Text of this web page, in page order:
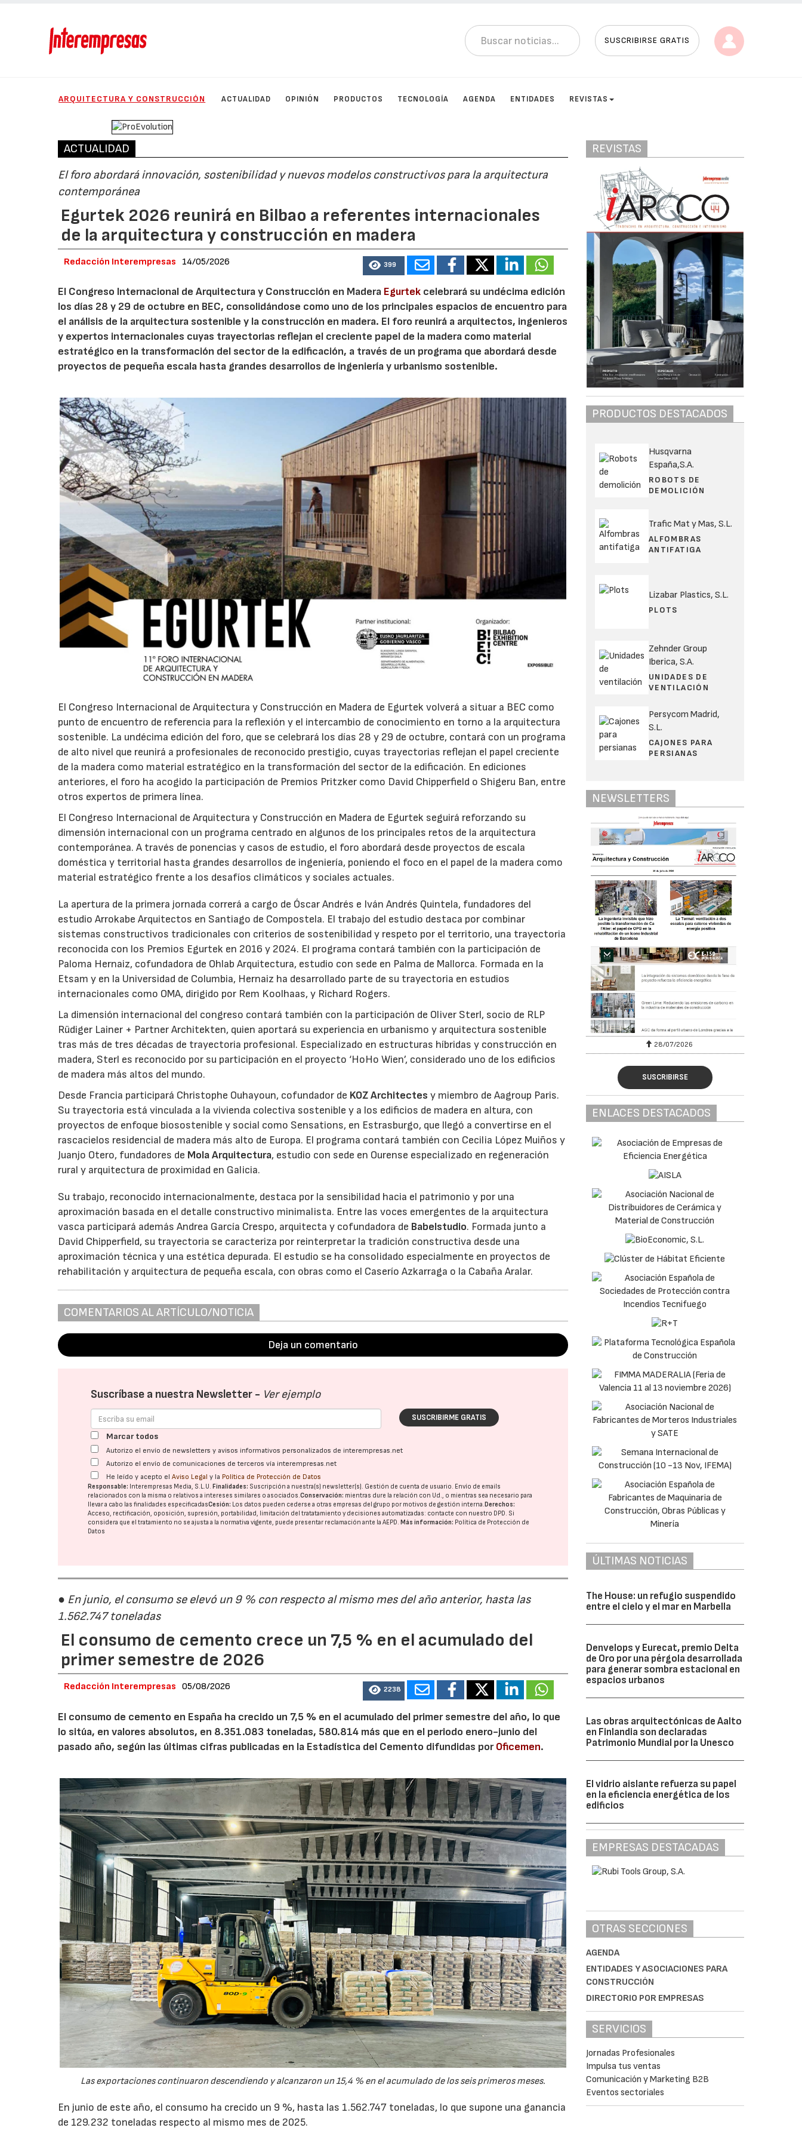
SUSCRIBIRSE GRATIS
ARQUITECTURA Y CONSTRUCCIÓN ACTUALIDAD OPINIÓN PRODUCTOS TECNOLOGÍA AGENDA ENTIDADES REVISTAS
ACTUALIDAD
El foro abordará innovación, sostenibilidad y nuevos modelos constructivos para la arquitectura
contemporánea
Egurtek 2026 reunirá en Bilbao a referentes internacionales
de la arquitectura y construcción en madera
Redacción Interempresas 14/05/2026 399
El Congreso Internacional de Arquitectura y Construcción en Madera Egurtek celebrará su undécima edición
los días 28 y 29 de octubre en BEC, consolidándose como uno de los principales espacios de encuentro para
el análisis de la arquitectura sostenible y la construcción en madera. El foro reunirá a arquitectos, ingenieros
y expertos internacionales cuyas trayectorias reflejan el creciente papel de la madera como material
estratégico en la transformación del sector de la edificación, a través de un programa que abordará desde
proyectos de pequeña escala hasta grandes desarrollos de ingeniería y urbanismo sostenible.
El Congreso Internacional de Arquitectura y Construcción en Madera de Egurtek volverá a situar a BEC como
punto de encuentro de referencia para la reflexión y el intercambio de conocimiento en torno a la arquitectura
sostenible. La undécima edición del foro, que se celebrará los días 28 y 29 de octubre, contará con un programa
de alto nivel que reunirá a profesionales de reconocido prestigio, cuyas trayectorias reflejan el papel creciente
de la madera como material estratégico en la transformación del sector de la edificación. En ediciones
anteriores, el foro ha acogido la participación de Premios Pritzker como David Chipperfield o Shigeru Ban, entre
otros expertos de primera línea.
El Congreso Internacional de Arquitectura y Construcción en Madera de Egurtek seguirá reforzando su
dimensión internacional con un programa centrado en algunos de los principales retos de la arquitectura
contemporánea. A través de ponencias y casos de estudio, el foro abordará desde proyectos de escala
doméstica y territorial hasta grandes desarrollos de ingeniería, poniendo el foco en el papel de la madera como
material estratégico frente a los desafíos climáticos y sociales actuales.
La apertura de la primera jornada correrá a cargo de Óscar Andrés e Iván Andrés Quintela, fundadores del
estudio Arrokabe Arquitectos en Santiago de Compostela. El trabajo del estudio destaca por combinar
sistemas constructivos tradicionales con criterios de sostenibilidad y respeto por el territorio, una trayectoria
reconocida con los Premios Egurtek en 2016 y 2024. El programa contará también con la participación de
Paloma Hernaiz, cofundadora de Ohlab Arquitectura, estudio con sede en Palma de Mallorca. Formada en la
Etsam y en la Universidad de Columbia, Hernaiz ha desarrollado parte de su trayectoria en estudios
internacionales como OMA, dirigido por Rem Koolhaas, y Richard Rogers.
La dimensión internacional del congreso contará también con la participación de Oliver Sterl, socio de RLP
Rüdiger Lainer + Partner Architekten, quien aportará su experiencia en urbanismo y arquitectura sostenible
tras más de tres décadas de trayectoria profesional. Especializado en estructuras híbridas y construcción en
madera, Sterl es reconocido por su participación en el proyecto ‘HoHo Wien’, considerado uno de los edificios
de madera más altos del mundo.
Desde Francia participará Christophe Ouhayoun, cofundador de KOZ Architectesy miembro de Aagroup Paris.
Su trayectoria está vinculada a la vivienda colectiva sostenible y a los edificios de madera en altura, con
proyectos de enfoque biosostenible y social como Sensations, en Estrasburgo, que llegó a convertirse en el
rascacielos residencial de madera más alto de Europa. El programa contará también con Cecilia López Muiños y
Juanjo Otero, fundadores de Mola Arquitectura, estudio con sede en Ourense especializado en regeneración
rural y arquitectura de proximidad en Galicia.
Su trabajo, reconocido internacionalmente, destaca por la sensibilidad hacia el patrimonio y por una
aproximación basada en el detalle constructivo minimalista. Entre las voces emergentes de la arquitectura
vasca participará además Andrea García Crespo, arquitecta y cofundadora de Babelstudio. Formada junto a
David Chipperfield, su trayectoria se caracteriza por reinterpretar la tradición constructiva desde una
aproximación técnica y una estética depurada. El estudio se ha consolidado especialmente en proyectos de
rehabilitación y arquitectura de pequeña escala, con obras como el Caserío Azkarraga o la Cabaña Aralar.
COMENTARIOS AL ARTÍCULO/NOTICIA
Deja un comentario
Suscríbase a nuestra Newsletter - Ver ejemplo
SUSCRIBIRME GRATIS
Marcar todos
Autorizo el envío de newsletters y avisos informativos personalizados de interempresas.net
Autorizo el envío de comunicaciones de terceros vía interempresas.net
He leído y acepto elAviso Legal y la Política de Protección de Datos
Responsable: Interempresas Media, S.L.U. Finalidades: Suscripción a nuestra(s) newsletter(s). Gestión de cuenta de usuario. Envío de emails
relacionados con la misma o relativos a intereses similares o asociados.Conservación: mientras dure la relación con Ud., o mientras sea necesario para
llevar a cabo las finalidades especificadasCesión: Los datos pueden cederse a otras empresas del grupo por motivos de gestión interna. Derechos:
Acceso, rectificación, oposición, supresión, portabilidad, limitación del tratatamiento y decisiones automatizadas: contacte con nuestro DPD. Si
considera que el tratamiento no se ajusta a la normativa vigente, puede presentar reclamación ante laAEPD. Más información: Política de Protección de
Datos
● En junio, el consumo se elevó un 9 % con respecto al mismo mes del año anterior, hasta las
1.562.747 toneladas
El consumo de cemento crece un 7,5 % en el acumulado del
primer semestre de 2026
Redacción Interempresas 05/08/2026 2238
El consumo de cemento en España ha crecido un 7,5 % en el acumulado del primer semestre del año, lo que
lo sitúa, en valores absolutos, en 8.351.083 toneladas, 580.814 más que en el periodo enero-junio del
pasado año, según las últimas cifras publicadas en la Estadística del Cemento difundidas porOficemen.
Las exportaciones continuaron descendiendo y alcanzaron un 15,4 % en el acumulado de los seis primeros meses.
En junio de este año, el consumo ha crecido un 9 %, hasta las 1.562.747 toneladas, lo que supone una ganancia
de 129.232 toneladas respecto al mismo mes de 2025.
REVISTAS
PRODUCTOS DESTACADOS
Husqvarna
España,S.A.
ROBOTS DE
DEMOLICIÓN
Trafic Mat y Mas, S.L.
ALFOMBRAS
ANTIFATIGA
Lizabar Plastics, S.L.
PLOTS
Zehnder Group
Iberica, S.A.
UNIDADES DE
VENTILACIÓN
Persycom Madrid,
S.L.
CAJONES PARA
PERSIANAS
NEWSLETTERS
28/07/2026 30/07/2026 28/07/2026
SUSCRIBIRSE
ENLACES DESTACADOS
ÚLTIMAS NOTICIAS
The House: un refugio suspendido
entre el cielo y el mar en Marbella
Denvelops y Eurecat, premio Delta
de Oro por una pérgola desarrollada
para generar sombra estacional en
espacios urbanos
Las obras arquitectónicas de Aalto
en Finlandia son declaradas
Patrimonio Mundial por la Unesco
El vidrio aislante refuerza su papel
en la eficiencia energética de los
edificios
EMPRESAS DESTACADAS
OTRAS SECCIONES
AGENDA
ENTIDADES Y ASOCIACIONES PARA
CONSTRUCCIÓN
DIRECTORIO POR EMPRESAS
SERVICIOS
Jornadas Profesionales
Impulsa tus ventas
Comunicación y Marketing B2B
Eventos sectoriales